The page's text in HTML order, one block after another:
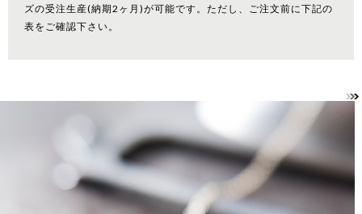
ズの受注生産(納期2ヶ月)が可能です。ただし、ご注文前に下記の
表をご確認下さい。